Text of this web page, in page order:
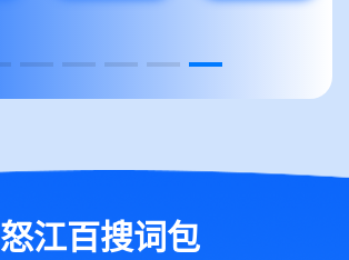
怒江百搜词包